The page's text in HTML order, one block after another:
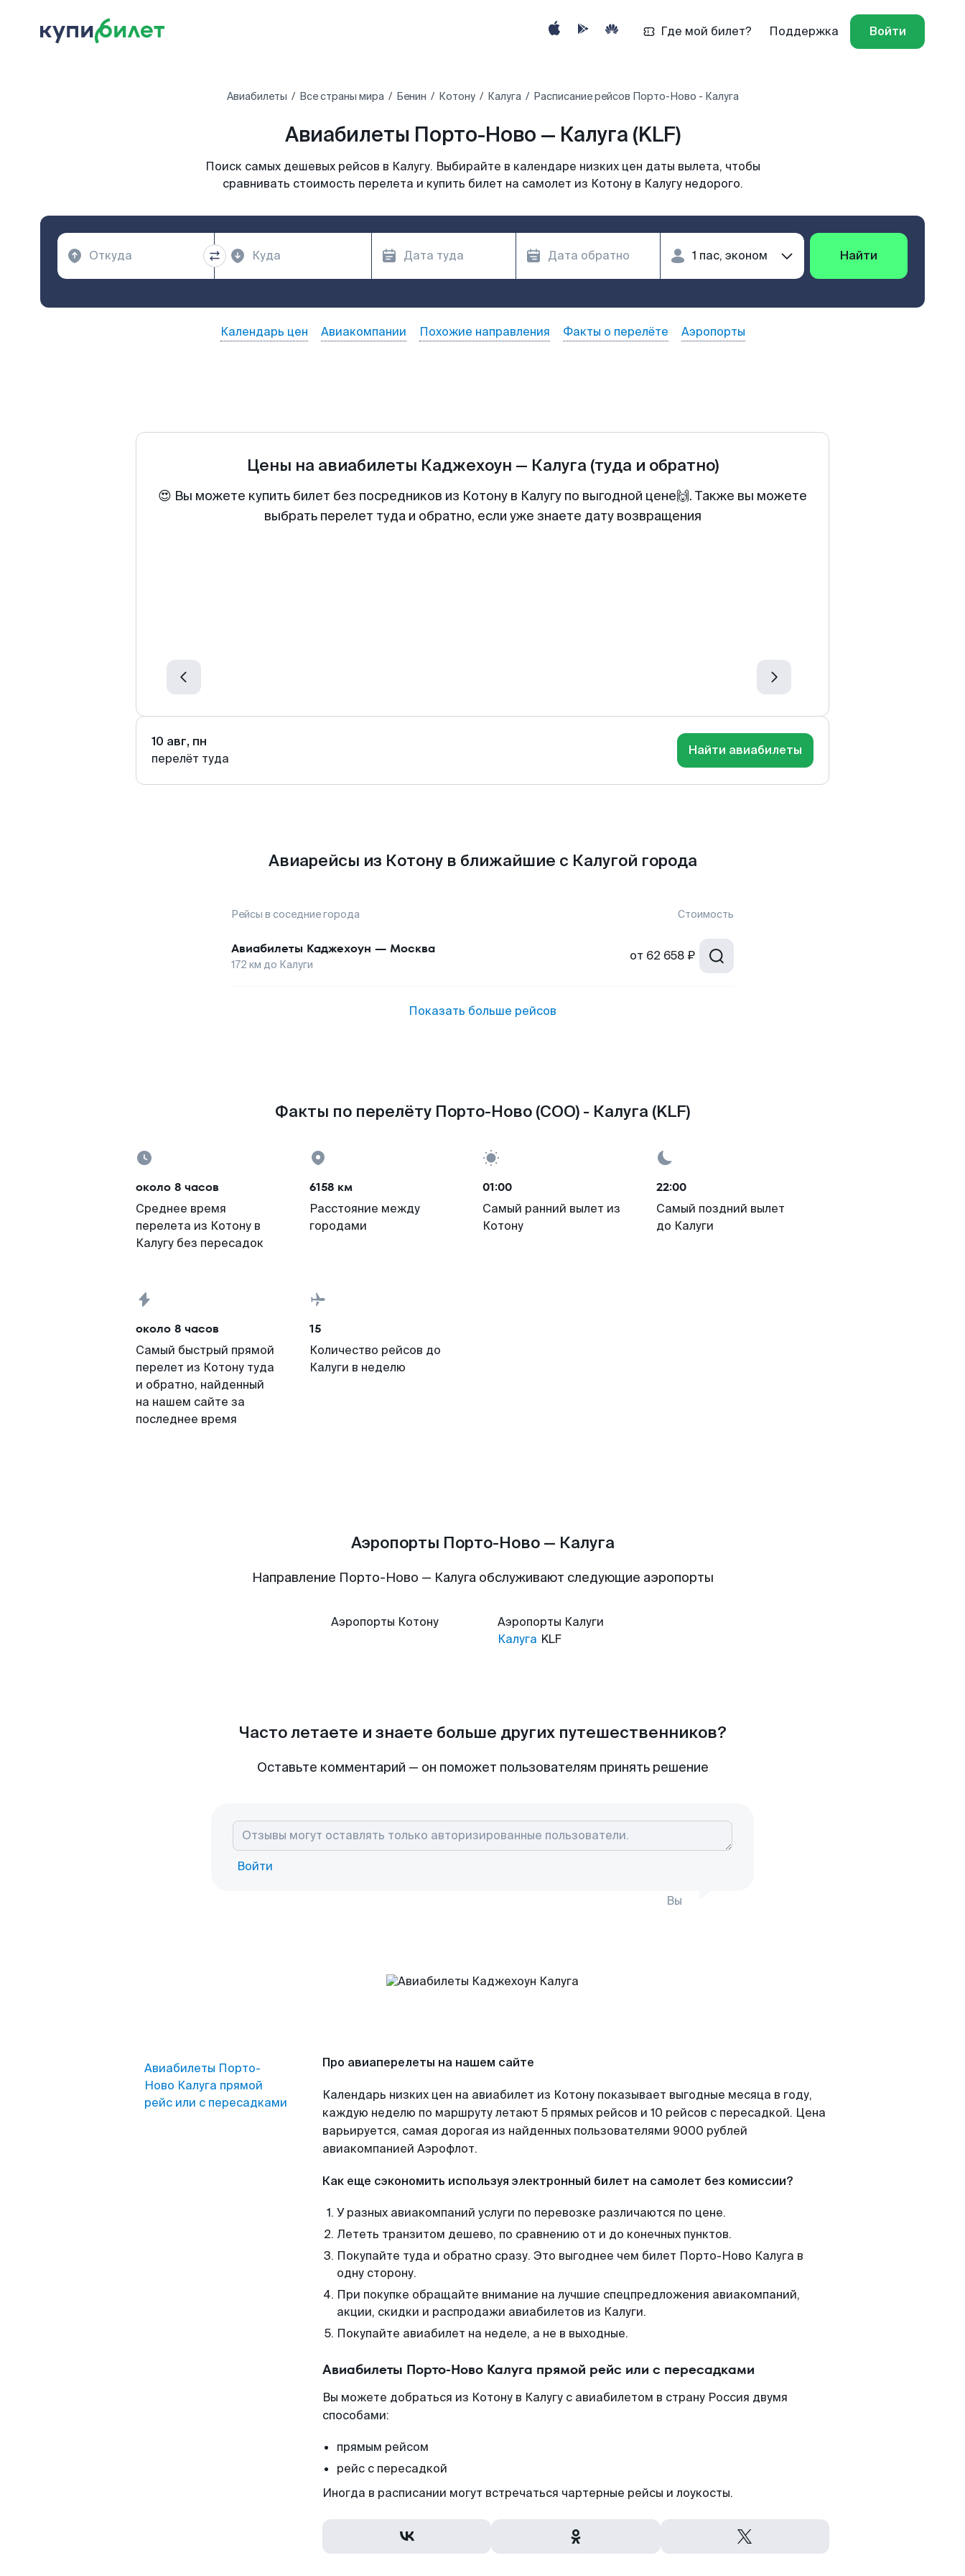
Где мой билет? Поддержка Войти
Авиабилеты Все страны мира Бенин‎ Котону Калуга Расписание рейсов Порто-Ново - Калуга
Авиабилеты Порто-Ново — Калуга (KLF)
Поиск самых дешевых рейсов в Калугу. Выбирайте в календаре низких цен даты вылета, чтобы
сравнивать стоимость перелета и купить билет на самолет из Котону в Калугу недорого.
Найти
Календарь цен Авиакомпании Похожие направления Факты о перелёте Аэропорты
Цены на авиабилеты Каджехоун — Калуга (туда и обратно)
😍 Вы можете купить билет без посредников из Котону в Калугу по выгодной цене🙌. Также вы можете
выбрать перелет туда и обратно, если уже знаете дату возвращения
10 авг, пн
перелёт туда
Найти авиабилеты
Авиарейсы из Котону в ближайшие с Калугой города
Рейсы в соседние города Стоимость
Авиабилеты Каджехоун — Москва
172 км до Калуги
от 62 658 ₽
Показать больше рейсов
Факты по перелёту Порто-Ново (COO) - Калуга (KLF)
около 8 часов
Среднее время
перелета из Котону в
Калугу без пересадок
6158 км
Расстояние между
городами
01:00
Самый ранний вылет из
Котону
22:00
Самый поздний вылет
до Калуги
около 8 часов
Самый быстрый прямой
перелет из Котону туда
и обратно, найденный
на нашем сайте за
последнее время
15
Количество рейсов до
Калуги в неделю
Аэропорты Порто-Ново — Калуга
Направление Порто-Ново — Калуга обслуживают следующие аэропорты
Аэропорты Котону Аэропорты Калуги
Калуга KLF
Часто летаете и знаете больше других путешественников?
Оставьте комментарий — он поможет пользователям принять решение
Войти
Вы
Авиабилеты Порто-
Ново Калуга прямой
рейс или с пересадками
Про авиаперелеты на нашем сайте
Календарь низких цен на авиабилет из Котону показывает выгодные месяца в году,
каждую неделю по маршруту летают 5 прямых рейсов и 10 рейсов с пересадкой. Цена
варьируется, самая дорогая из найденных пользователями 9000 рублей
авиакомпанией Аэрофлот.
Как еще сэкономить используя электронный билет на самолет без комиссии?
У разных авиакомпаний услуги по перевозке различаются по цене.
Лететь транзитом дешево, по сравнению от и до конечных пунктов.
Покупайте туда и обратно сразу. Это выгоднее чем билет Порто-Ново Калуга в
одну сторону.
При покупке обращайте внимание на лучшие спецпредложения авиакомпаний,
акции, скидки и распродажи авиабилетов из Калуги.
Покупайте авиабилет на неделе, а не в выходные.
Авиабилеты Порто-Ново Калуга прямой рейс или с пересадками
Вы можете добраться из Котону в Калугу с авиабилетом в страну Россия двумя
способами:
прямым рейсом
рейс с пересадкой
Иногда в расписании могут встречаться чартерные рейсы и лоукосты.